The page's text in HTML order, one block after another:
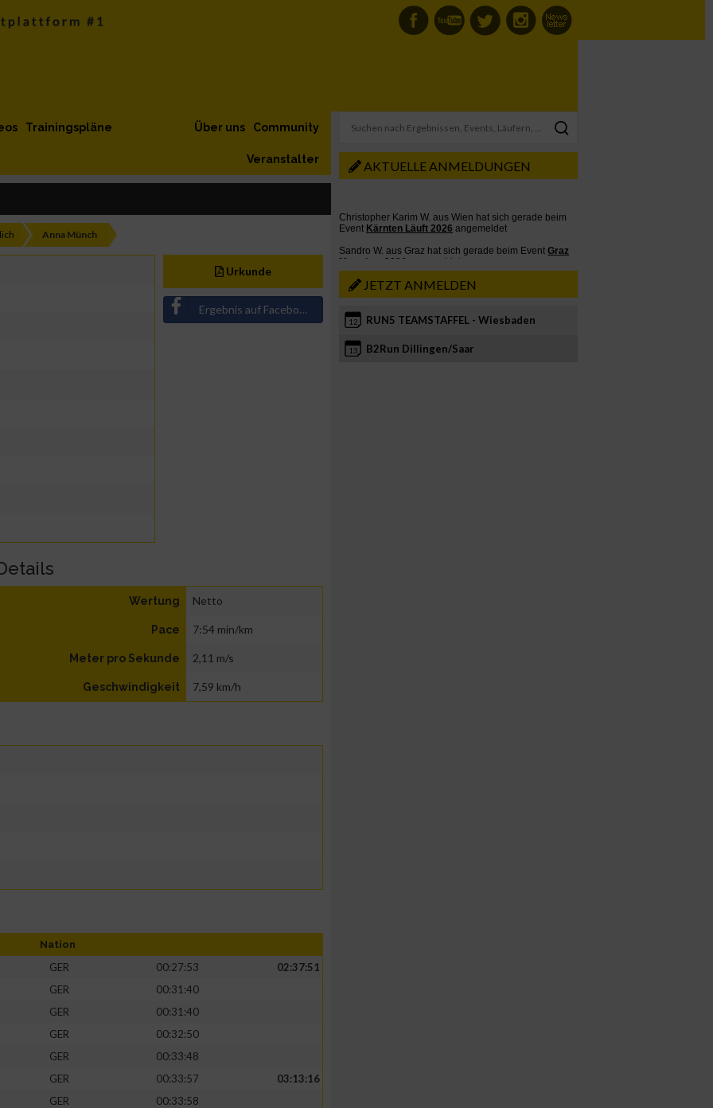
Trainingspläne Community
Über uns
Veranstalter
Anna Münch
Urkunde
Ergebnis auf Facebook teilen
Wertung Netto
Pace 7:54 min/km
Meter pro Sekunde 2,11 m/s
Geschwindigkeit 7,59 km/h
Nation
GER 00:27:53
02:37:51
GER
00:31:40
GER
00:31:40
GER
00:32:50
GER
00:33:48
GER 00:33:57
03:13:16
GER
00:33:58
AKTUELLE ANMELDUNGEN
JETZT ANMELDEN
12 RUN5 TEAMSTAFFEL - Wiesbaden
13 B2Run Dillingen/Saar